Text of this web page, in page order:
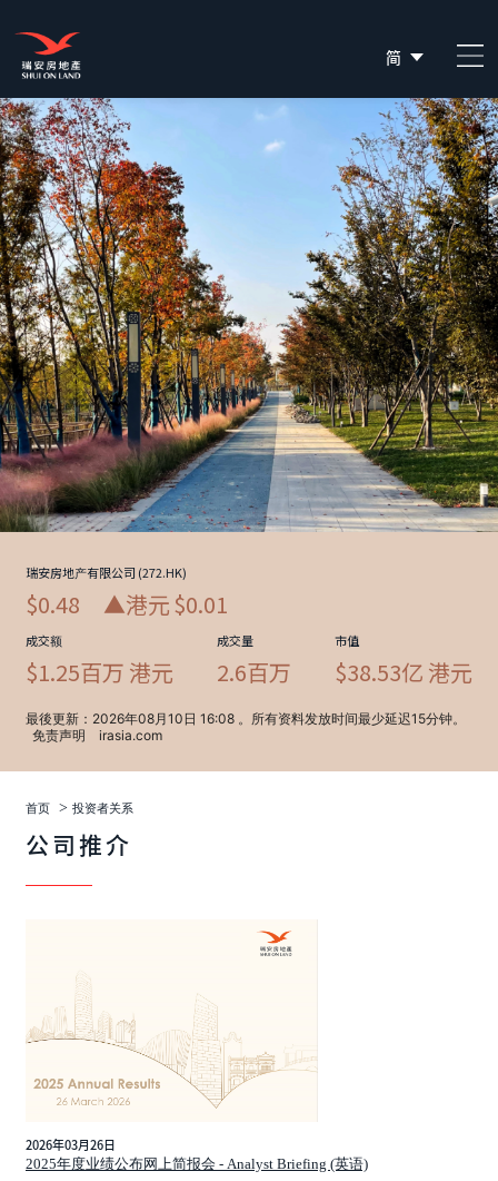
简
EN
繁
首页 > 投资者关系
公司推介
2026年03月26日
2025年度业绩公布网上简报会 - Analyst Briefing (英语)